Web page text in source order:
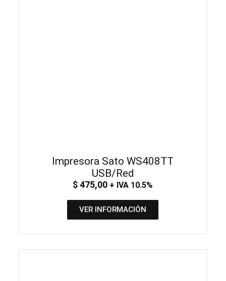
Impresora Sato WS408TT
USB/Red
$475,00 + IVA 10.5%
VER INFORMACIÓN